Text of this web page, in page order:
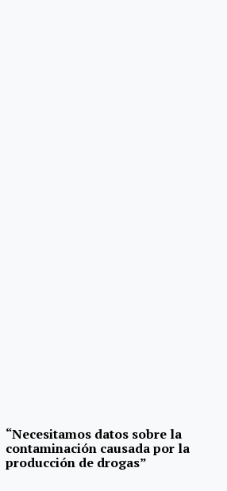
“Necesitamos datos sobre la
contaminación causada por la
producción de drogas”